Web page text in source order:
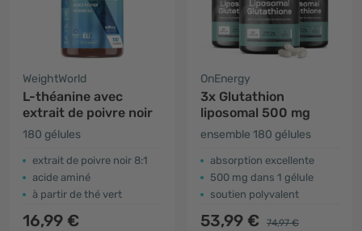
WeightWorld
L-théanine avec
extrait de poivre noir
180 gélules
extrait de poivre noir 8:1
acide aminé
à partir de thé vert
16,99 €
OnEnergy
3x Glutathion
liposomal 500 mg
ensemble 180 gélules
absorption excellente
500 mg dans 1 gélule
soutien polyvalent
53,99 € 74,97 €